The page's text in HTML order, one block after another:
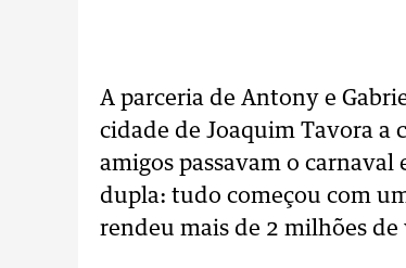
A parceria de Antony e
cidade de Joaquim Tavora a
amigos passavam o
dupla: tudo começou com
rendeu mais de 2 milhões de